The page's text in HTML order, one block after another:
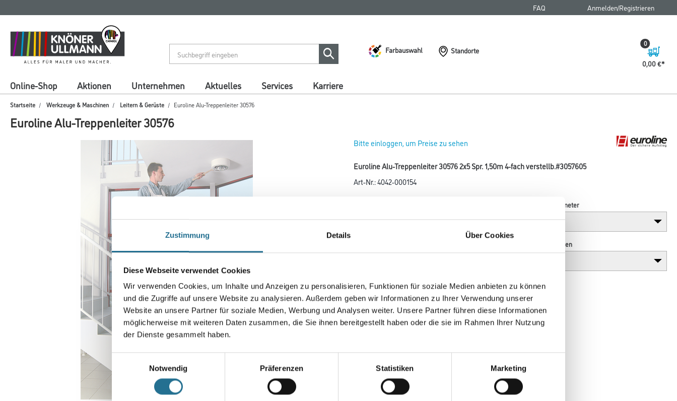
Zustimmung Details Über Cookies
Diese Webseite verwendet Cookies
Wir verwenden Cookies, um Inhalte und Anzeigen zu personalisieren, Funktionen für soziale Medien anbieten zu können
und die Zugriffe auf unsere Website zu analysieren. Außerdem geben wir Informationen zu Ihrer Verwendung unserer
Website an unsere Partner für soziale Medien, Werbung und Analysen weiter. Unsere Partner führen diese Informationen
möglicherweise mit weiteren Daten zusammen, die Sie ihnen bereitgestellt haben oder die sie im Rahmen Ihrer Nutzung
der Dienste gesammelt haben.
Notwendig
Präferenzen Statistiken Marketing
springen
springen
FAQ Anmelden/Registrieren
Farbauswahl
Standorte
0,00 €
0
Online-Shop Aktionen Unternehmen Aktuelles Services Karriere
Startseite Werkzeuge & Maschinen Leitern & Gerüste Euroline Alu-Treppenleiter 30576
Euroline Alu-Treppenleiter 30576
Bitte einloggen, um Preise zu sehen
Euroline Alu-Treppenleiter 30576 2x5 Spr. 1,50m 4-fach verstellb.#3057605
Art-Nr.:4042-000154
Breite in millimeter
Anzahl Sprossen
Umrechnungsfaktoren